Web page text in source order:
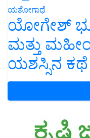
ಯಶೋಗಾಥೆ
ಯೋಗೇಶ್
ಮತ್ತು
ಯಶಸ್ಸಿನ ಕಥೆ